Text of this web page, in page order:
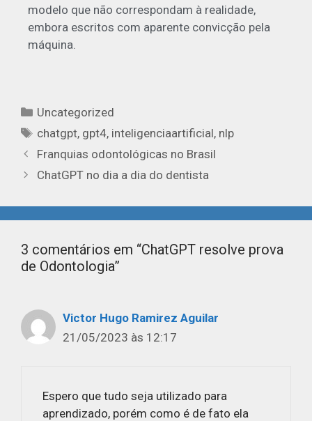
modelo que não correspondam à realidade,
embora escritos com aparente convicção pela
máquina.
Uncategorized
chatgpt, gpt4, inteligenciaartificial, nlp
Franquias odontológicas no Brasil
ChatGPT no dia a dia do dentista
3 comentários em “ChatGPT resolve prova
de Odontologia”
Victor Hugo Ramirez Aguilar
21/05/2023 às 12:17
Espero que tudo seja utilizado para
aprendizado, porém como é de fato ela